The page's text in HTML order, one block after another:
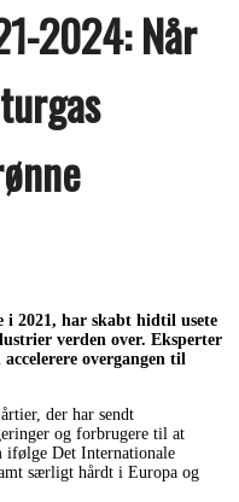
2024: Når
i 2021, har skabt hidtil usete
verden over. Eksperter
overgangen til
der har sendt
og forbrugere til at
ifølge Det Internationale
særligt hårdt i Europa og